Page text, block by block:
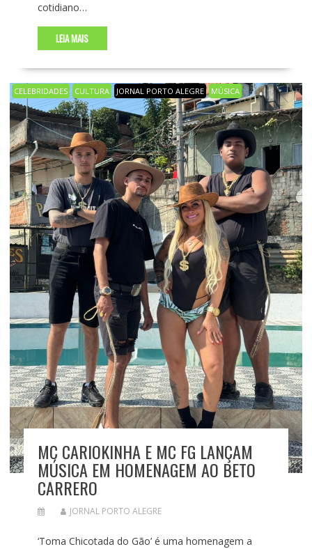
cotidiano…
LEIA MAIS
CELEBRIDADES CULTURA JORNAL PORTO ALEGRE MÚSICA
MC CARIOKINHA E MC FG LANÇAM
MÚSICA EM HOMENAGEM AO BETO
CARRERO
JORNAL PORTO ALEGRE
‘Toma Chicotada do Gão’ é uma homenagem a